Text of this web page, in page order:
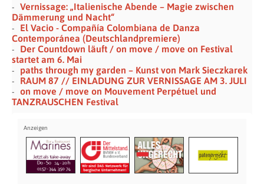
Vernissage: „Italienische Abende – Magie zwischen
Dämmerung und Nacht“
El Vacio - Compañía Colombiana de Danza
Contemporánea (Deutschlandpremiere)
Der Countdown läuft / on move / move on Festival
startet am 6. Mai
paths through my garden – Kunst von Mark Sieczkarek
RAUM 87 // EINLADUNG ZUR VERNISSAGE AM 3. JULI
on move / move on Mouvement Perpétuel und
TANZRAUSCHEN Festival